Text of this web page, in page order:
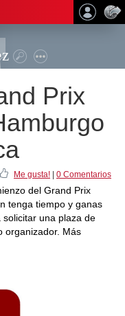
Prix
Me gusta! 0 Comentarios
del Grand Prix
tenga tiempo y ganas
una plaza de
organizador. Más